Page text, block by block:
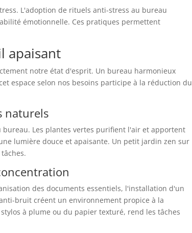
L'adoption de rituels anti-stress au bureau
émotionnelle. Ces pratiques permettent
apaisant
notre état d'esprit. Un bureau harmonieux
espace selon nos besoins participe à la réduction du
naturels
Les plantes vertes purifient l'air et apportent
lumière douce et apaisante. Un petit jardin zen sur
des documents essentiels, l'installation d'un
bruit créent un environnement propice à la
à plume ou du papier texturé, rend les tâches